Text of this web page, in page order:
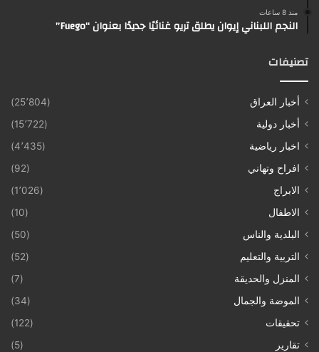
منذ 8 ساعات
النجم اللبناني إيوان يطلق تريو غنائيًا جديدًا بعنوان “Fuego”
تصنيفات
أخبار العراق
(25٬804)
أخبار دولية
(15٬722)
اخبار رياضية
(4٬435)
افراح وتهاني
(92)
الابراج
(1٬026)
الاطفال
(10)
البلدية والناس
(50)
التربية والتعليم
(52)
المنزل والحديقة
(7)
الموضة والجمال
(34)
تحقيقات
(122)
تقارير
(5)